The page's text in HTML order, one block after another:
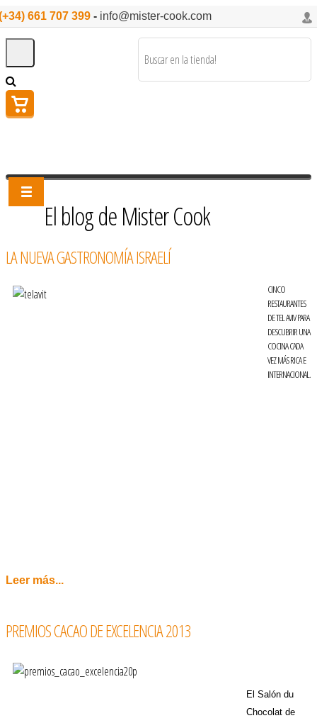
661 707 399 - info@mister-cook.com
El blog de Mister Cook
LA NUEVA GASTRONOMÍA ISRAELÍ
CINCO
RESTAURANTES
DE TEL AVIV PARA
DESCUBRIR UNA
COCINA CADA
VEZ MÁS RICA E
INTERNACIONAL.
Leer más...
PREMIOS CACAO DE EXCELENCIA 2013
El Salón du
Chocolat de